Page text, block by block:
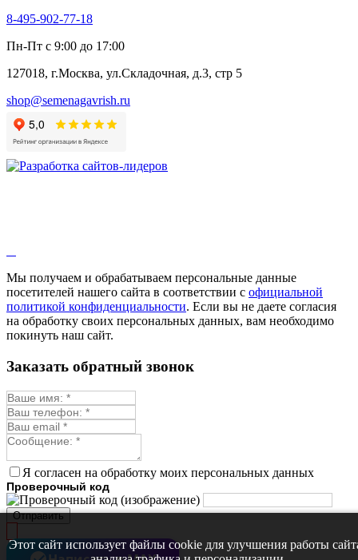
8-495-902-77-18
Пн-Пт с 9:00 до 17:00
127018, г.Москва, ул.Складочная, д.3, стр 5
shop@semenagavrish.ru
Мы получаем и обрабатываем персональные данные
посетителей нашего сайта в соответствии с официальной
политикой конфиденциальности. Если вы не даете согласия
на обработку своих персональных данных, вам необходимо
покинуть наш сайт.
Этот сайт использует файлы cookie для улучшения работы
Заказать обратный звонок
Я согласен на обработку моих персональных данных
Проверочный код
Отправить